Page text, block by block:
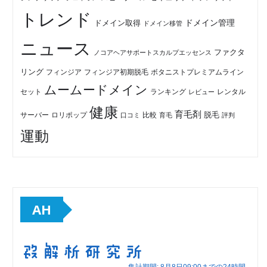
トレンド ドメイン取得 ドメイン移管 ドメイン管理
ニュース ノコアヘアサポートスカルプエッセンス ファクタ
リング フィンジア フィンジア初期脱毛 ボタニストプレミアムライン
セット ムームードメイン ランキング レビュー レンタル
サーバー ロリポップ 健康 口コミ 比較 育毛 育毛剤 脱毛 評判
運動
AH